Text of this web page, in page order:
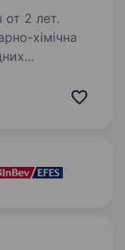
2 лет.
Corteva,